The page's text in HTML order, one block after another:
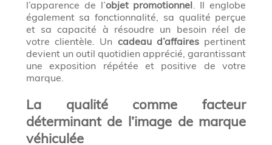
l’apparence de l’objet promotionnel . Il englobe
également sa fonctionnalité, sa qualité perçue
et sa capacité à résoudre un besoin réel de
votre clientèle. Un cadeau d’affaires pertinent
devient un outil quotidien apprécié, garantissant
une exposition répétée et positive de votre
marque.
La qualité comme facteur
déterminant de l’image de marque
véhiculée